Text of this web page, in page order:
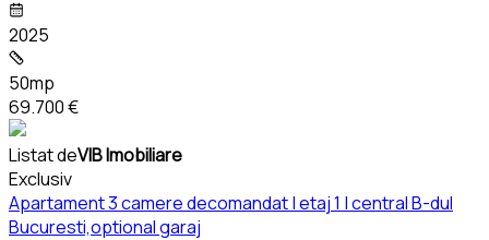
2025
50mp
69.700 €
Listat deVIB Imobiliare
Exclusiv
Apartament 3 camere decomandat | etaj 1 | central B-dul
Bucuresti,optional garaj